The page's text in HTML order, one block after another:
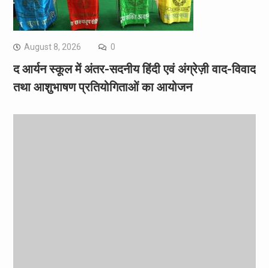
August 8, 2026 0
द आर्यन स्कूल में अंतर-सदनीय हिंदी एवं अंग्रेज़ी वाद-विवाद
तथा आशुभाषण प्रतियोगिताओं का आयोजन